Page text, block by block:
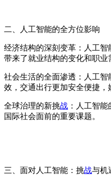
二、人工智能的全方位影响
经济结构的深刻变革：人工
带来了就业结构的变化和职业
社会生活的全面渗透：人工
效，交通出行更加安全便捷，
全球治理的新挑战 ：人工智
国际社会面前的重要课题。
三、面对人工智能：挑战与机